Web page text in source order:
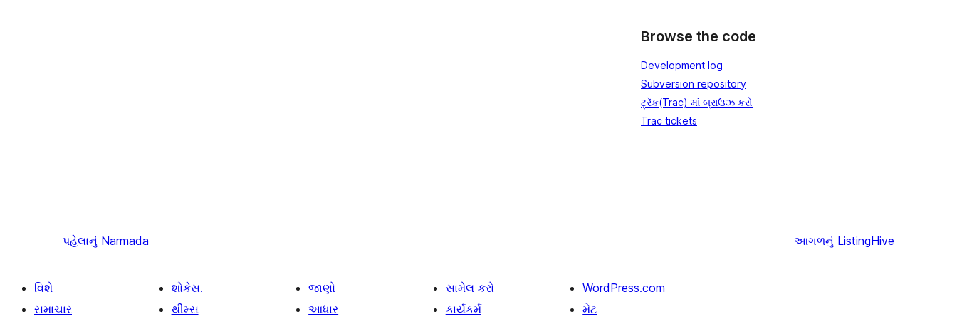
Browse the code
Development log
Subversion repository
ટ્રૅક(Trac) માં બ્રાઉઝ કરો
Trac tickets
પહેલાનું Narmada આગળનું ListingHive
વિશે
સમાચાર
શોકેસ.
થીમ્સ
જાણો
આધાર
સામેલ કરો
કાર્યકર્મ
WordPress.com
મેટ